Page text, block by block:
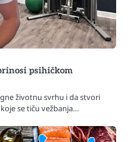
psihičkom
životnu svrhu i da stvori
se tiču vežbanja…